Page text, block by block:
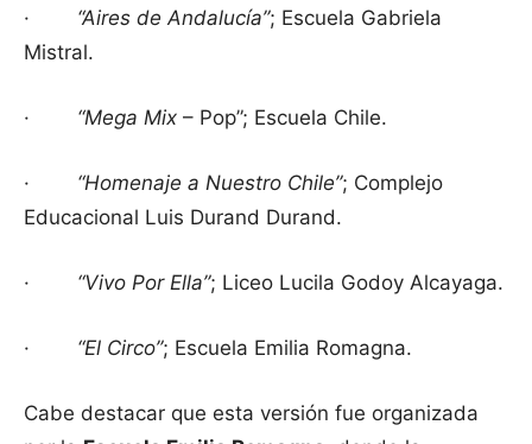
· “Aires de Andalucía”; Escuela Gabriela
Mistral.
· “Mega Mix – Pop”; Escuela Chile.
· “Homenaje a Nuestro Chile”; Complejo
Educacional Luis Durand Durand.
· “Vivo Por Ella”; Liceo Lucila Godoy Alcayaga.
· “El Circo”; Escuela Emilia Romagna.
Cabe destacar que esta versión fue organizada